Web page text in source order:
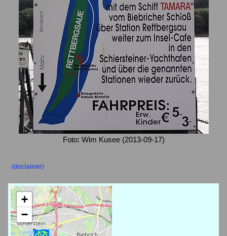
Foto: Wim Kusee (2013-09-17)
(disclaimer)
+
−